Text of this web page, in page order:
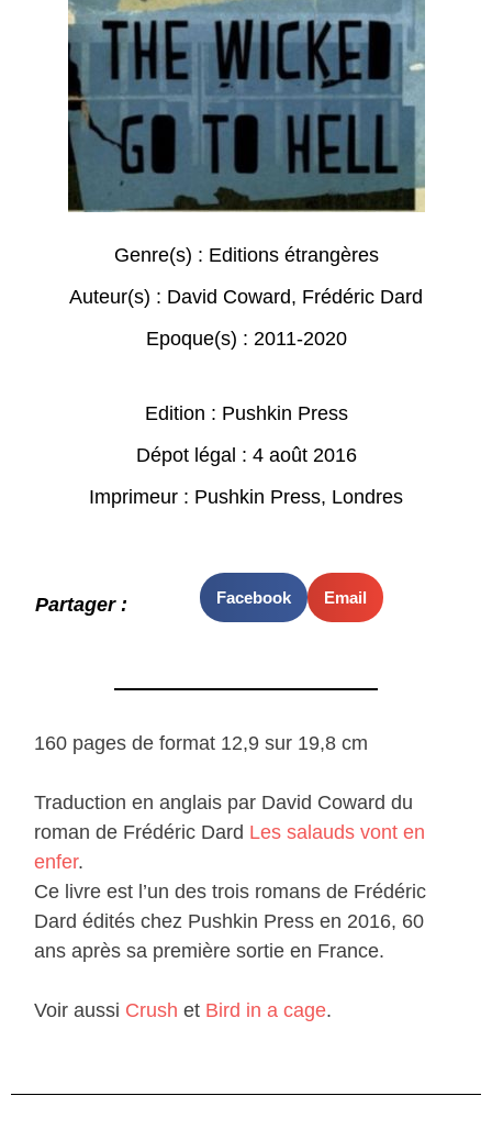
Genre(s) : Editions étrangères
Auteur(s) : David Coward, Frédéric Dard
Epoque(s) : 2011-2020
Edition : Pushkin Press
Dépot légal : 4 août 2016
Imprimeur : Pushkin Press, Londres
Partager : Facebook Email
160 pages de format 12,9 sur 19,8 cm
Traduction en anglais par David Coward du
roman de Frédéric Dard Les salauds vont en
enfer.
Ce livre est l’un des trois romans de Frédéric
Dard édités chez Pushkin Press en 2016, 60
ans après sa première sortie en France.
Voir aussi Crush et Bird in a cage.